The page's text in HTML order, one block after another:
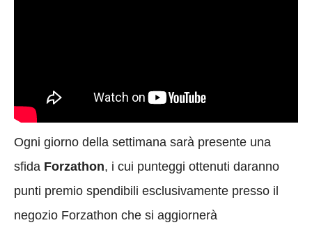
Ogni giorno della settimana sarà presente una
sfida Forzathon, i cui punteggi ottenuti daranno
punti premio spendibili esclusivamente presso il
negozio Forzathon che si aggiornerà